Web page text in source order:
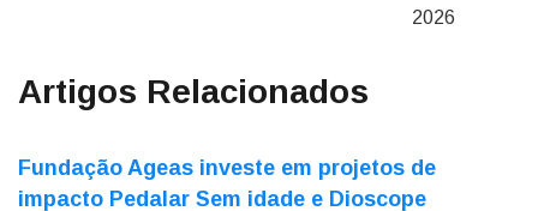
2026
Artigos Relacionados
Fundação Ageas investe em projetos de
impacto Pedalar Sem idade e Dioscope